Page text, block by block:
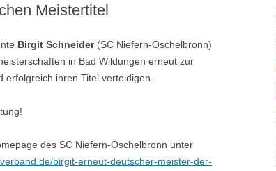
Meistertitel
Birgit Schneider(SC Niefern-Öschelbronn)
in Bad Wildungen erneut zur
erfolgreich ihren Titel verteidigen.
des SC Niefern-Öschelbronn unter
birgit-erneut-deutscher-meister-der-